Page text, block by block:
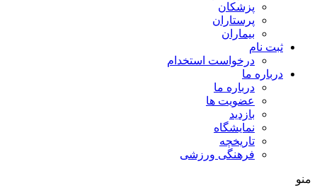
پزشكان
پرستاران
بيماران
ثبت نام
درخواست استخدام
درباره ما
درباره ما
عضویت ها
بازدید
نمایشگاه
تاريخچه
فرهنگی ورزشی
منو